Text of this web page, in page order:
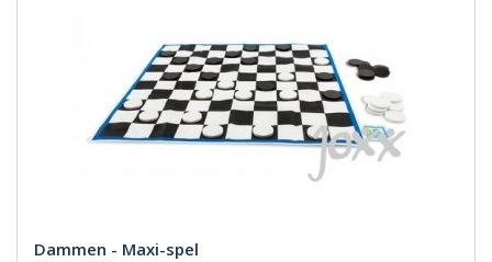
Dammen - Maxi-spel